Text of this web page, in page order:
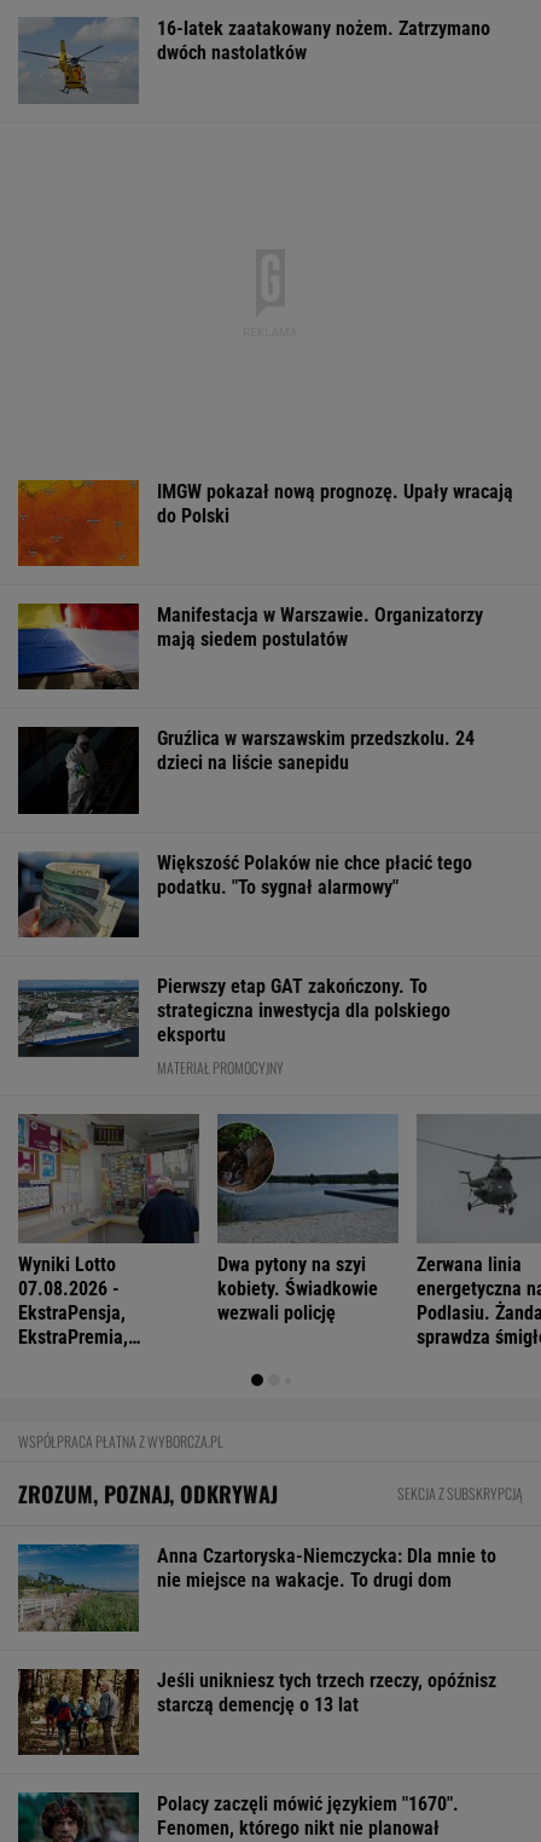
16-latek zaatakowany nożem. Zatrzymano
dwóch nastolatków
IMGW pokazał nową prognozę. Upały wracają
do Polski
Manifestacja w Warszawie. Organizatorzy
mają siedem postulatów
Gruźlica w warszawskim przedszkolu. 24
dzieci na liście sanepidu
Większość Polaków nie chce płacić tego
podatku. "To sygnał alarmowy"
Pierwszy etap GAT zakończony. To
strategiczna inwestycja dla polskiego
eksportu
MATERIAŁ PROMOCYJNY
Wyniki Lotto
07.08.2026 -
EkstraPensja,
EkstraPremia,
Dwa pytony na szyi
kobiety. Świadkowie
wezwali policję
Zerwana linia
energetyczna
Podlasiu.
sprawdza
WSPÓŁPRACA PŁATNA Z WYBORCZA.PL
ZROZUM, POZNAJ, ODKRYWAJ SEKCJA Z SUBSKRYPCJĄ
Anna Czartoryska-Niemczycka: Dla mnie to
nie miejsce na wakacje. To drugi dom
Jeśli unikniesz tych trzech rzeczy, opóźnisz
starczą demencję o 13 lat
Polacy zaczęli mówić językiem "1670".
Fenomen, którego nikt nie planował